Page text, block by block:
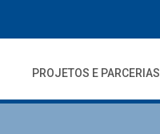
PROJETOS E PARCERIAS